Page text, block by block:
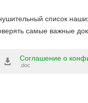
список
самые важные
Соглашение о
.doc